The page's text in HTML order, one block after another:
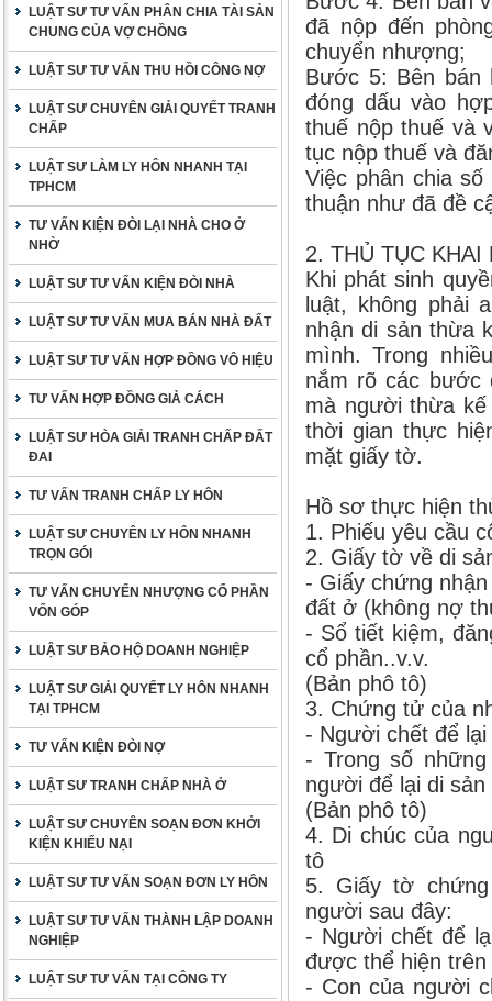
LUẬT SƯ TƯ VẤN PHÂN CHIA TÀI SẢN
CHUNG CỦA VỢ CHỒNG
LUẬT SƯ TƯ VẤN THU HỒI CÔNG NỢ
LUẬT SƯ CHUYÊN GIẢI QUYẾT TRANH
CHẤP
LUẬT SƯ LÀM LY HÔN NHANH TẠI
TPHCM
TƯ VẤN KIỆN ĐÒI LẠI NHÀ CHO Ở
NHỜ
LUẬT SƯ TƯ VẤN KIỆN ĐÒI NHÀ
LUẬT SƯ TƯ VẤN MUA BÁN NHÀ ĐẤT
LUẬT SƯ TƯ VẤN HỢP ĐỒNG VÔ HIỆU
TƯ VẤN HỢP ĐỒNG GIẢ CÁCH
LUẬT SƯ HÒA GIẢI TRANH CHẤP ĐẤT
ĐAI
TƯ VẤN TRANH CHẤP LY HÔN
LUẬT SƯ CHUYÊN LY HÔN NHANH
TRỌN GÓI
TƯ VẤN CHUYỂN NHƯỢNG CỔ PHẦN
VỐN GÓP
LUẬT SƯ BẢO HỘ DOANH NGHIỆP
LUẬT SƯ GIẢI QUYẾT LY HÔN NHANH
TẠI TPHCM
TƯ VẤN KIỆN ĐÒI NỢ
LUẬT SƯ TRANH CHẤP NHÀ Ở
LUẬT SƯ CHUYÊN SOẠN ĐƠN KHỞI
KIỆN KHIẾU NẠI
LUẬT SƯ TƯ VẤN SOẠN ĐƠN LY HÔN
LUẬT SƯ TƯ VẤN THÀNH LẬP DOANH
NGHIỆP
LUẬT SƯ TƯ VẤN TẠI CÔNG TY
đã nộp đến
chuyển nhượng;
Bước 5: Bên bán
đóng dấu vào
thuế nộp thuế và
tục nộp thuế và
Việc phân chia
thuận như đã đề
2. THỦ TỤC KHAI
Khi phát sinh
luật, không phải
nhận di sản thừa
mình. Trong
nắm rõ các bước
mà người thừa
thời gian thực
mặt giấy tờ.
Hồ sơ thực hiện
1. Phiếu yêu cầu
2. Giấy tờ về di
- Giấy chứng
đất ở (không nợ
- Sổ tiết kiệm,
cổ phần..v.v.
(Bản phô tô)
3. Chứng tử của
- Người chết để lại
- Trong số
người để lại di
(Bản phô tô)
4. Di chúc của
tô
5. Giấy tờ
người sau đây:
- Người chết để
được thể hiện
- Con của người